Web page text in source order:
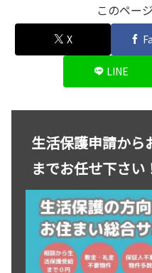
このペー
X
LINE
生活保護申請から
までお任せ下さい